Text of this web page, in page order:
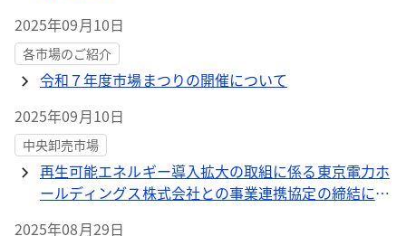
2025年09月10日
各市場のご紹介
令和７年度市場まつりの開催について
2025年09月10日
中央卸売市場
再生可能エネルギー導入拡大の取組に係る東京電力ホ
ールディングス株式会社との事業連携協定の締結につ
2025年08月29日